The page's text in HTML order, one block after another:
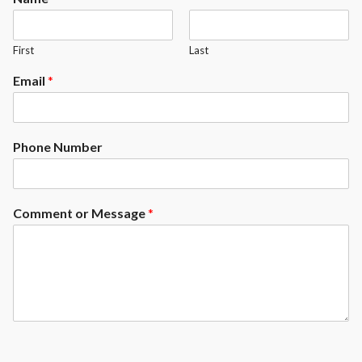
First Last
Email *
Phone Number
Comment or Message*